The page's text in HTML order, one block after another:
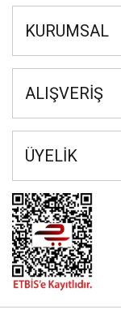
KURUMSAL
ALIŞVERİŞ
ÜYELİK